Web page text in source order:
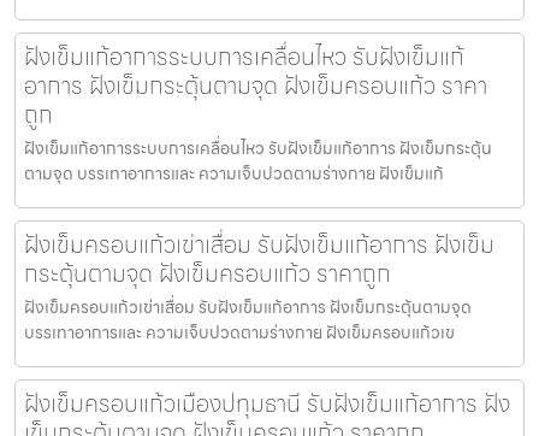
ฝังเข็มแก้อาการระบบการเคลื่อนไหว รับฝังเข็มแก้
อาการ ฝังเข็มกระตุ้นตามจุด ฝังเข็มครอบแก้ว ราคา
ถูก
ฝังเข็มแก้อาการระบบการเคลื่อนไหว รับฝังเข็มแก้อาการ ฝังเข็มกระตุ้น
ตามจุด บรรเทาอาการและ ความเจ็บปวดตามร่างกาย ฝังเข็มแก้
ฝังเข็มครอบแก้วเข่าเสื่อม รับฝังเข็มแก้อาการ ฝังเข็ม
กระตุ้นตามจุด ฝังเข็มครอบแก้ว ราคาถูก
ฝังเข็มครอบแก้วเข่าเสื่อม รับฝังเข็มแก้อาการ ฝังเข็มกระตุ้นตามจุด
บรรเทาอาการและ ความเจ็บปวดตามร่างกาย ฝังเข็มครอบแก้วเข
ฝังเข็มครอบแก้วเมืองปทุมธานี รับฝังเข็มแก้อาการ ฝัง